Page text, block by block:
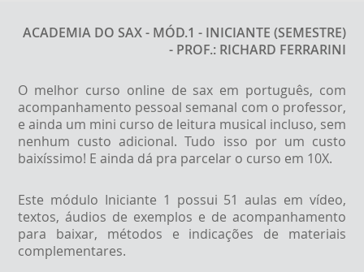
ACADEMIA DO SAX - MÓD.1 - INICIANTE (SEMESTRE)
- PROF.: RICHARD FERRARINI
O melhor curso online de sax em português, com
acompanhamento pessoal semanal com o professor,
e ainda um mini curso de leitura musical incluso, sem
nenhum custo adicional. Tudo isso por um custo
baixíssimo! E ainda dá pra parcelar o curso em 10X.
Este módulo Iniciante 1 possui 51 aulas em vídeo,
textos, áudios de exemplos e de acompanhamento
para baixar, métodos e indicações de materiais
complementares.